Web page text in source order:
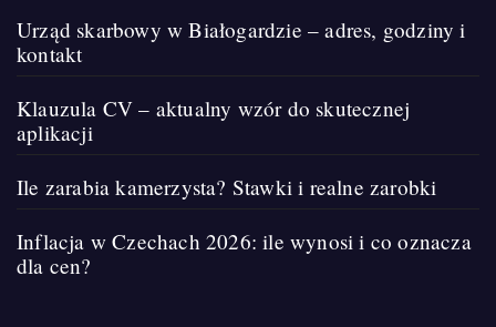
Urząd skarbowy w Białogardzie – adres, godziny i
kontakt
Klauzula CV – aktualny wzór do skutecznej
aplikacji
Ile zarabia kamerzysta? Stawki i realne zarobki
Inflacja w Czechach 2026: ile wynosi i co oznacza
dla cen?